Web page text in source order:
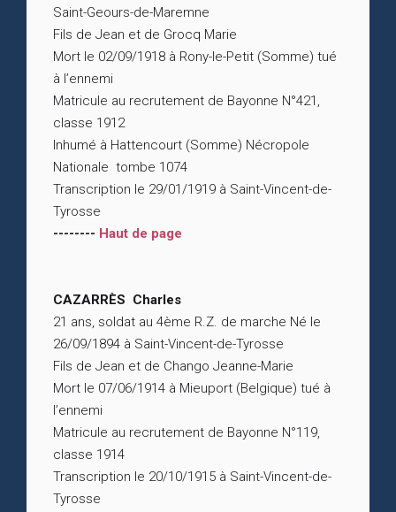
Saint-Geours-de-Maremne
Fils de Jean et de Grocq Marie
Mort le 02/09/1918 à Rony-le-Petit (Somme) tué
à l’ennemi
Matricule au recrutement de Bayonne N°421,
classe 1912
Inhumé à Hattencourt (Somme) Nécropole
Nationale tombe 1074
Transcription le 29/01/1919 à Saint-Vincent-de-
Tyrosse
-------- Haut de page
CAZARRÈS Charles
21 ans, soldat au 4ème R.Z. de marche Né le
26/09/1894 à Saint-Vincent-de-Tyrosse
Fils de Jean et de Chango Jeanne-Marie
Mort le 07/06/1914 à Mieuport (Belgique) tué à
l’ennemi
Matricule au recrutement de Bayonne N°119,
classe 1914
Transcription le 20/10/1915 à Saint-Vincent-de-
Tyrosse